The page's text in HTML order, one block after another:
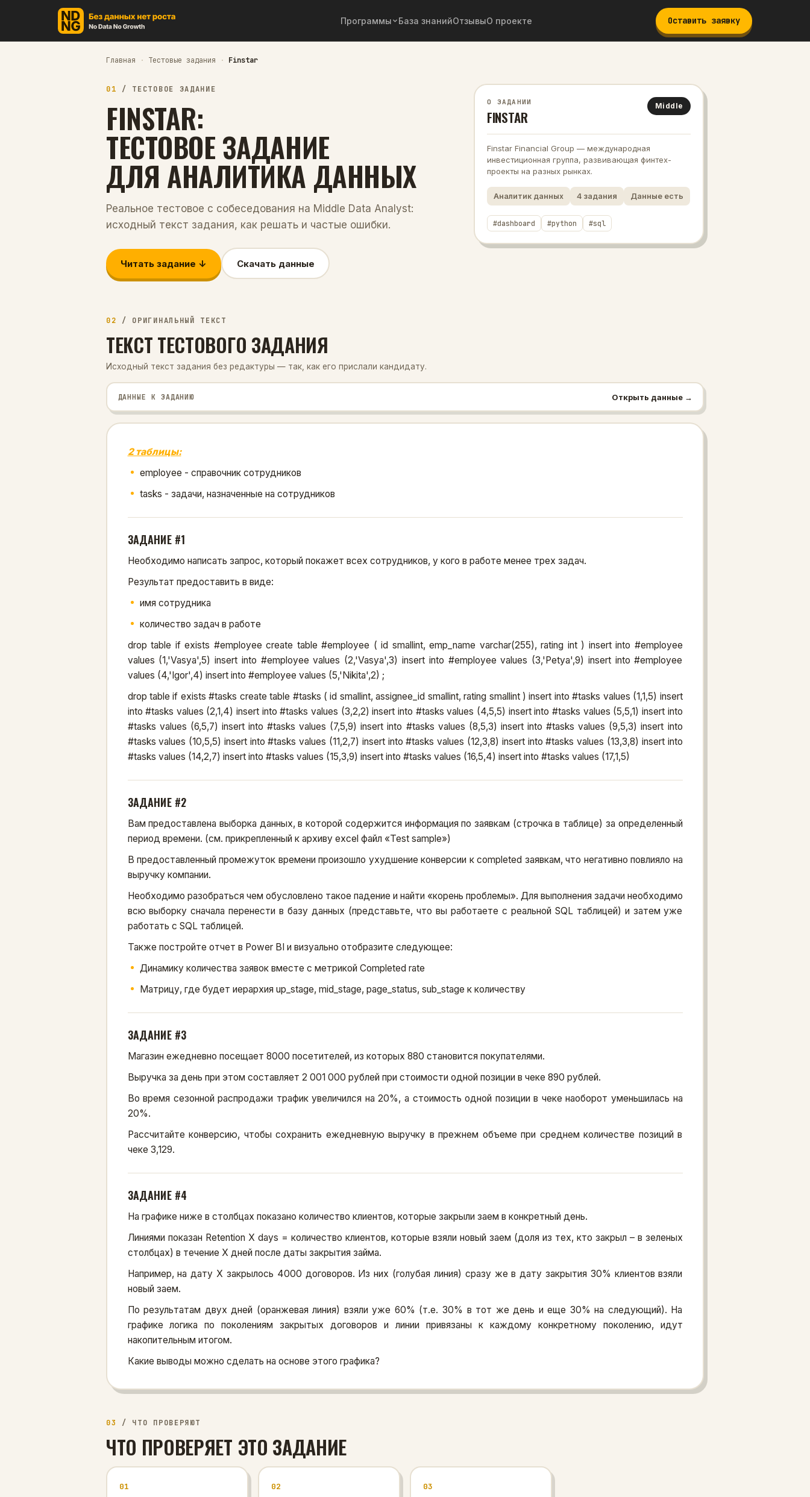
Программы База знанийОтзывыО проекте Оставить заявку
Главная · Тестовые задания · Finstar
01 / ТЕСТОВОЕ ЗАДАНИЕ
FINSTAR:
ТЕСТОВОЕ ЗАДАНИЕ
ДЛЯ АНАЛИТИКА ДАННЫХ
Реальное тестовое с собеседования на Middle Data Analyst:
исходный текст задания, как решать и частые ошибки.
Читать задание ↓ Скачать данные
О ЗАДАНИИ
FINSTAR
Middle
Finstar Financial Group — международная
инвестиционная группа, развивающая финтех-
проекты на разных рынках.
Аналитик данных 4 задания Данные есть
#dashboard #python #sql
02 / ОРИГИНАЛЬНЫЙ ТЕКСТ
ТЕКСТ ТЕСТОВОГО ЗАДАНИЯ
Исходный текст задания без редактуры — так, как его прислали кандидату.
ДАННЫЕ К ЗАДАНИЮ Открыть данные →
2 таблицы:
employee - справочник сотрудников
tasks - задачи, назначенные на сотрудников
ЗАДАНИЕ #1
Необходимо написать запрос, который покажет всех сотрудников, у кого в работе менее трех задач.
Результат предоставить в виде:
имя сотрудника
количество задач в работе
drop table if exists #employee create table #employee ( id smallint, emp_name varchar(255), rating int ) insert into #employee
values (1,'Vasya',5) insert into #employee values (2,'Vasya',3) insert into #employee values (3,'Petya',9) insert into #employee
values (4,'Igor',4) insert into #employee values (5,'Nikita',2) ;
drop table if exists #tasks create table #tasks ( id smallint, assignee_id smallint, rating smallint ) insert into #tasks values (1,1,5) insert
into #tasks values (2,1,4) insert into #tasks values (3,2,2) insert into #tasks values (4,5,5) insert into #tasks values (5,5,1) insert into
#tasks values (6,5,7) insert into #tasks values (7,5,9) insert into #tasks values (8,5,3) insert into #tasks values (9,5,3) insert into
#tasks values (10,5,5) insert into #tasks values (11,2,7) insert into #tasks values (12,3,8) insert into #tasks values (13,3,8) insert into
#tasks values (14,2,7) insert into #tasks values (15,3,9) insert into #tasks values (16,5,4) insert into #tasks values (17,1,5)
ЗАДАНИЕ #2
Вам предоставлена выборка данных, в которой содержится информация по заявкам (строчка в таблице) за определенный
период времени. (см. прикрепленный к архиву excel файл «Test sample»)
В предоставленный промежуток времени произошло ухудшение конверсии к completed заявкам, что негативно повлияло на
выручку компании.
Необходимо разобраться чем обусловлено такое падение и найти «корень проблемы». Для выполнения задачи необходимо
всю выборку сначала перенести в базу данных (представьте, что вы работаете с реальной SQL таблицей) и затем уже
работать с SQL таблицей.
Также постройте отчет в Power BI и визуально отобразите следующее:
Динамику количества заявок вместе с метрикой Completed rate
Матрицу, где будет иерархия up_stage, mid_stage, page_status, sub_stage к количеству
ЗАДАНИЕ #3
Магазин ежедневно посещает 8000 посетителей, из которых 880 становится покупателями.
Выручка за день при этом составляет 2 001 000 рублей при стоимости одной позиции в чеке 890 рублей.
Во время сезонной распродажи трафик увеличился на 20%, а стоимость одной позиции в чеке наоборот уменьшилась на
20%.
Рассчитайте конверсию, чтобы сохранить ежедневную выручку в прежнем объеме при среднем количестве позиций в
чеке 3,129.
ЗАДАНИЕ #4
На графике ниже в столбцах показано количество клиентов, которые закрыли заем в конкретный день.
Линиями показан Retention X days = количество клиентов, которые взяли новый заем (доля из тех, кто закрыл – в зеленых
столбцах) в течение X дней после даты закрытия займа.
Например, на дату Х закрылось 4000 договоров. Из них (голубая линия) сразу же в дату закрытия 30% клиентов взяли
новый заем.
По результатам двух дней (оранжевая линия) взяли уже 60% (т.е. 30% в тот же день и еще 30% на следующий). На
графике логика по поколениям закрытых договоров и линии привязаны к каждому конкретному поколению, идут
накопительным итогом.
Какие выводы можно сделать на основе этого графика?
03 / ЧТО ПРОВЕРЯЮТ
ЧТО ПРОВЕРЯЕТ ЭТО ЗАДАНИЕ
01 02 03